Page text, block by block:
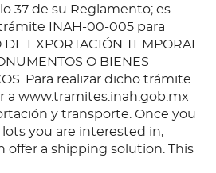
37 de su Reglamento; es
INAH-00-005 para
EXPORTACIÓN TEMPORAL
O BIENES
Para realizar dicho trámite
a www.tramites.inah.gob.mx
y transporte. Once you
you are interested in,
offer a shipping solution. This